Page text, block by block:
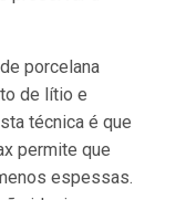
porcelana
de lítio e
técnica é que
permite que
espessas.